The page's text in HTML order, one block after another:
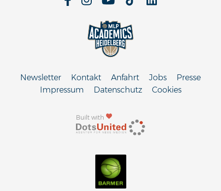
Built with
Newsletter Kontakt Anfahrt Jobs
Presse
Impressum
Datenschutz Cookies